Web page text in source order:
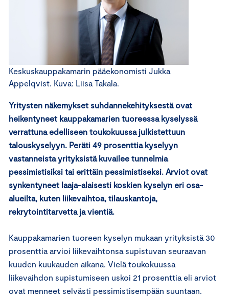
Keskuskauppakamarin pääekonomisti Jukka
Appelqvist. Kuva: Liisa Takala.
Yritysten näkemykset suhdannekehityksestä ovat
heikentyneet kauppakamarien tuoreessa kyselyssä
verrattuna edelliseen toukokuussa julkistettuun
talouskyselyyn. Peräti 49 prosenttia kyselyyn
vastanneista yrityksistä kuvailee tunnelmia
pessimistisiksi tai erittäin pessimistiseksi. Arviot ovat
synkentyneet laaja-alaisesti koskien kyselyn eri osa-
alueilta, kuten liikevaihtoa, tilauskantoja,
rekrytointitarvetta ja vientiä.
Kauppakamarien tuoreen kyselyn mukaan yrityksistä 30
prosenttia arvioi liikevaihtonsa supistuvan seuraavan
kuuden kuukauden aikana. Vielä toukokuussa
liikevaihdon supistumiseen uskoi 21 prosenttia eli arviot
ovat menneet selvästi pessimistisempään suuntaan.